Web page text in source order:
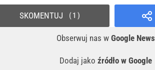
Obserwuj nas w Google News
Dodaj jako źródło w Google
SKOMENTUJ 1